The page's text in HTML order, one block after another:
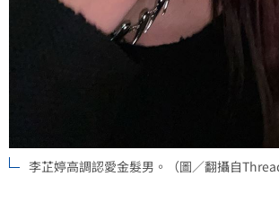
李芷婷高調認愛金髮男。（圖／翻攝自